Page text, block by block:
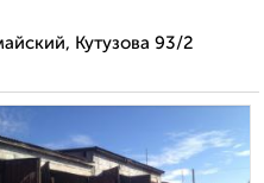
Кутузова 93/2